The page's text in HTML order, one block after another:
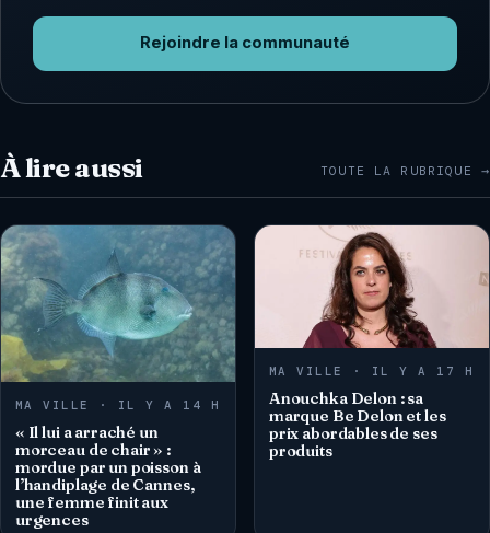
Rejoindre la communauté
À lire aussi TOUTE LA RUBRIQUE →
MA VILLE · IL Y A 14 H
« Il lui a arraché un
morceau de chair » :
mordue par un poisson à
l’handiplage de Cannes,
une femme finit aux
urgences
MA VILLE · IL Y A 17 H
Anouchka Delon : sa
marque Be Delon et les
prix abordables de ses
produits